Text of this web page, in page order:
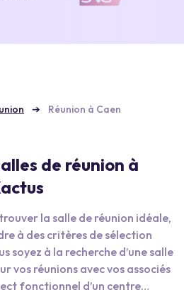
Réunion à Caen
de réunion à
la salle de réunion idéale,
à des critères de sélection
soyez à la recherche d’une salle
vos réunions avec vos associés
fonctionnel d’un centre